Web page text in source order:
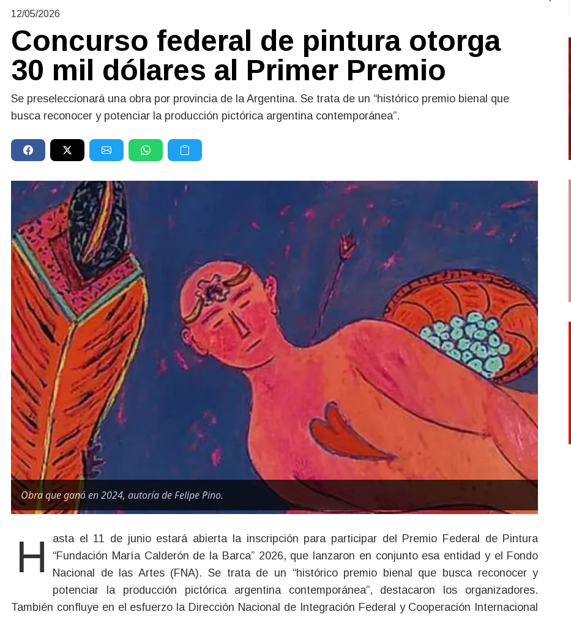
12/05/2026
Concurso federal de pintura otorga
30 mil dólares al Primer Premio
Se preseleccionará una obra por provincia de la Argentina. Se trata de un “histórico premio bienal que
busca reconocer y potenciar la producción pictórica argentina contemporánea”.
Obra que ganó en 2024, autoría de Felipe Pino.
Hasta el 11 de junio estará abierta la inscripción para participar del Premio Federal de Pintura
“Fundación María Calderón de la Barca” 2026, que lanzaron en conjunto esa entidad y el Fondo
Nacional de las Artes (FNA). Se trata de un “histórico premio bienal que busca reconocer y
potenciar la producción pictórica argentina contemporánea”, destacaron los organizadores.
También confluye en el esfuerzo la Dirección Nacional de Integración Federal y Cooperación Internacional